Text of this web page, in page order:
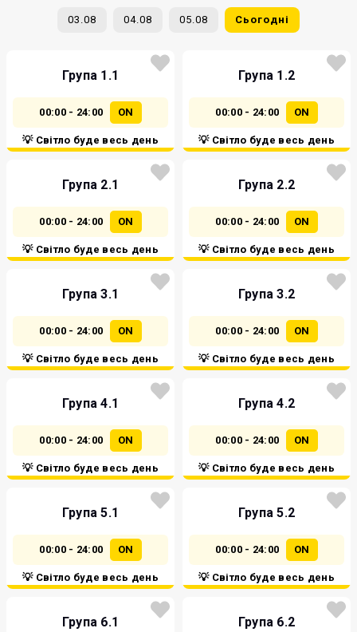
03.08 04.08 05.08 Сьогодні
Група 1.1
00:00 - 24:00 ON
💡 Світло буде весь день
Група 1.2
00:00 - 24:00 ON
💡 Світло буде весь день
Група 2.1
00:00 - 24:00 ON
💡 Світло буде весь день
Група 2.2
00:00 - 24:00 ON
💡 Світло буде весь день
Група 3.1
00:00 - 24:00 ON
💡 Світло буде весь день
Група 3.2
00:00 - 24:00 ON
💡 Світло буде весь день
Група 4.1
00:00 - 24:00 ON
💡 Світло буде весь день
Група 4.2
00:00 - 24:00 ON
💡 Світло буде весь день
Група 5.1
00:00 - 24:00 ON
💡 Світло буде весь день
Група 5.2
00:00 - 24:00 ON
💡 Світло буде весь день
Група 6.1 Група 6.2